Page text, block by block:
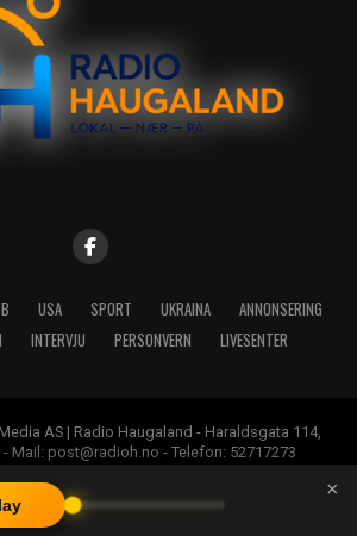
USA SPORT UKRAINA
ANNONSERING
INTERVJU PERSONVERN LIVESENTER
AS | Radio Haugaland - Haraldsgata 114,
Mail: post@radioh.no - Telefon: 52717273
×